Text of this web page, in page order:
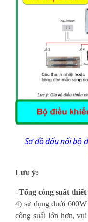
Sơ đồ đấu nối bộ
Lưu ý:
-Tổng công suất
4) sử dụng dưới
công suất lớn hơn,